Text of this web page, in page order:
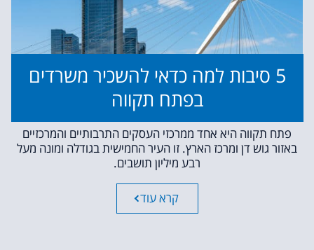
5 סיבות למה כדאי להשכיר משרדים
בפתח תקווה
פתח תקווה היא אחד ממרכזי העסקים התרבותיים והמרכזיים
באזור גוש דן ומרכז הארץ. זו העיר החמישית בגודלה ומונה מעל
רבע מיליון תושבים.
קרא עוד